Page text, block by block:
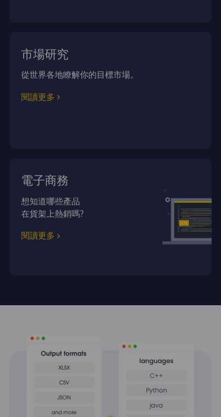
市場研究
從世界各地瞭解你的目標市場。
閱讀更多
電子商務
想知道哪些產品
在貨架上熱銷嗎?
閱讀更多